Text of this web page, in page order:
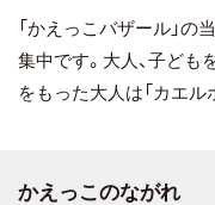
「かえっこバザール」
集中です。大人、子ども
をもった大人は「カエル
かえっこのながれ